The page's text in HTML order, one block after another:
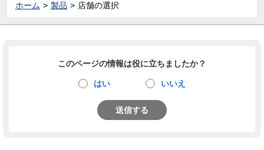
ホーム 製品 店舗の選択
このページの情報は役に立ちましたか？
はい いいえ
送信する